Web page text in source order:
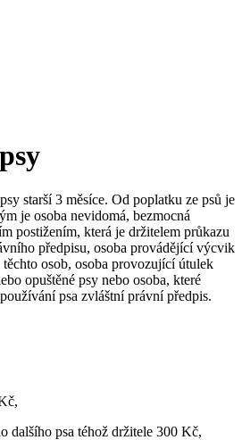
starší 3 měsíce. Od poplatku ze psů je
je osoba nevidomá, bezmocná
postižením, která je držitelem průkazu
předpisu, osoba provádějící výcvik
osob, osoba provozující útulek
opuštěné psy nebo osoba, které
psa zvláštní právní předpis.
dalšího psa téhož držitele 300 Kč,